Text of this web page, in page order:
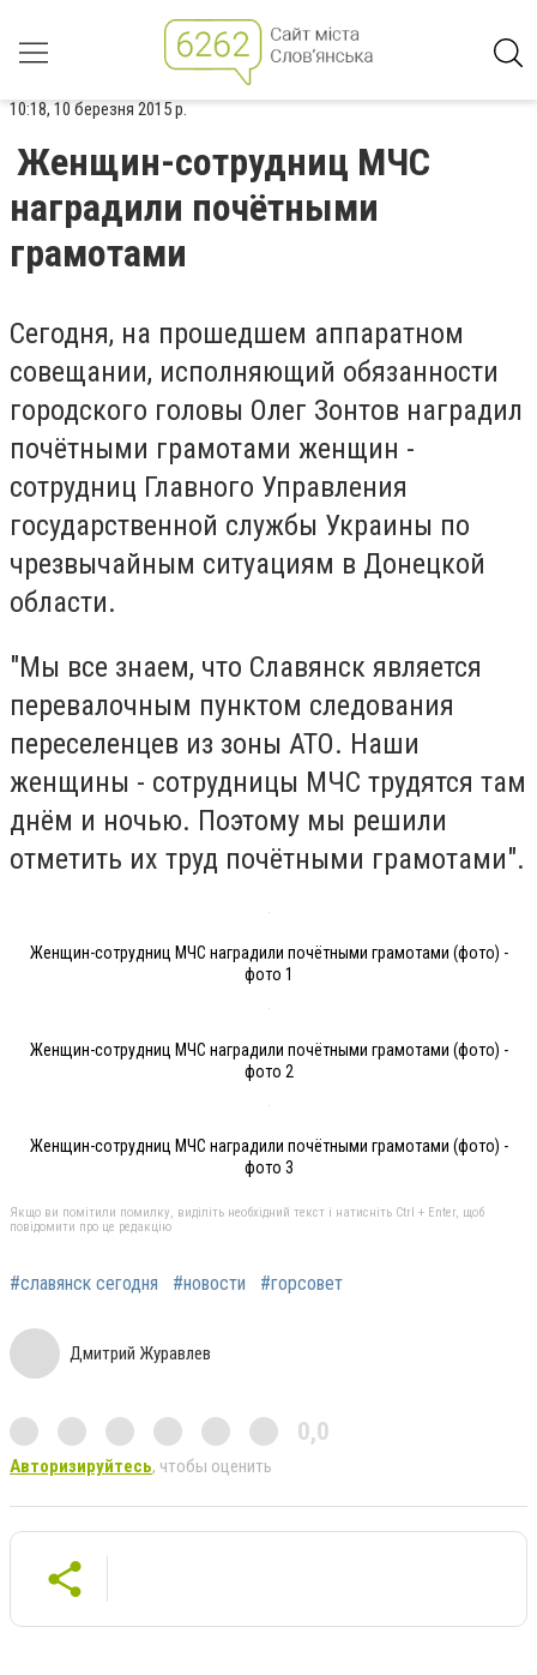
10:18, 10 березня 2015 р.
Женщин-сотрудниц МЧС
наградили почётными
грамотами
Сегодня, на прошедшем аппаратном
совещании, исполняющий обязанности
городского головы Олег Зонтов наградил
почётными грамотами женщин -
сотрудниц Главного Управления
государственной службы Украины по
чрезвычайным ситуациям в Донецкой
области.
"Мы все знаем, что Славянск является
перевалочным пунктом следования
переселенцев из зоны АТО. Наши
женщины - сотрудницы МЧС трудятся там
днём и ночью. Поэтому мы решили
отметить их труд почётными грамотами".
Женщин-сотрудниц МЧС наградили почётными грамотами (фото) -
фото 1
Женщин-сотрудниц МЧС наградили почётными грамотами (фото) -
фото 2
Женщин-сотрудниц МЧС наградили почётными грамотами (фото) -
фото 3
Якщо ви помітили помилку, виділіть необхідний текст і натисніть Ctrl + Enter, щоб
повідомити про це редакцію
#славянск сегодня #новости #горсовет
Дмитрий Журавлев
0,0
Авторизируйтесь, чтобы оценить